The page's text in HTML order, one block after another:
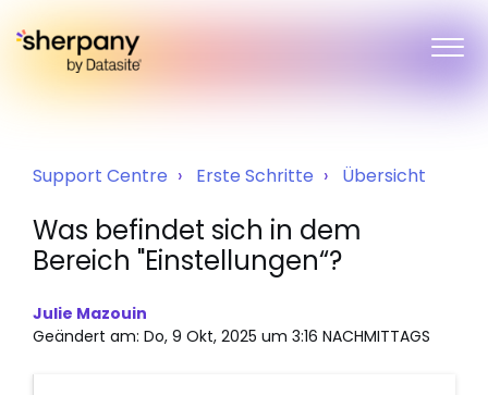
Support Centre Erste Schritte Übersicht
Was befindet sich in dem
Bereich "Einstellungen“?
Julie Mazouin
Geändert am: Do, 9 Okt, 2025 um 3:16 NACHMITTAGS